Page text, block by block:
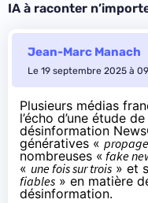
IA à raconter
Jean-Marc Manach
Le 19 septembre 2025 à
Plusieurs médias
l’écho d’une étude
désinformation
génératives «
nombreuses « fake
« une fois sur trois » et
fiables » en matière
désinformation.